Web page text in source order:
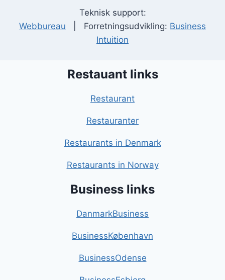
Teknisk support:
Webbureau | Forretningsudvikling: Business
Intuition
Restauant links
Restaurant
Restauranter
Restaurants in Denmark
Restaurants in Norway
Business links
DanmarkBusiness
BusinessKøbenhavn
BusinessOdense